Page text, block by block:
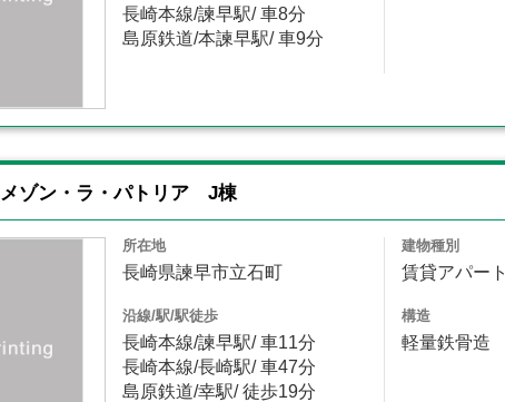
長崎本線/諫早駅/ 車8分
島原鉄道/本諫早駅/ 車9分
メゾン・ラ・パトリア J棟
所在地
長崎県諫早市立石町
沿線/駅/駅徒歩
長崎本線/諫早駅/ 車11分
長崎本線/長崎駅/ 車47分
島原鉄道/幸駅/ 徒歩19分
建物種別
賃貸アパート
構造
軽量鉄骨造